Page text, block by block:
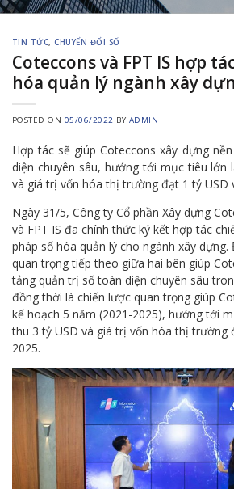
TIN TỨC,CHUYỂN ĐỔI SỐ
Coteccons và FPT IS hợp
hóa quản lý ngành xây
POSTED ON 05/06/2022 BY ADMIN
Hợp tác sẽ giúp Coteccons xây dựng
diện chuyên sâu, hướng tới mục tiêu lớn
và giá trị vốn hóa thị trường đạt 1 tỷ USD
Ngày 31/5, Công ty Cổ phần Xây dựng
và FPT IS đã chính thức ký kết hợp tác
pháp số hóa quản lý cho ngành xây
quan trọng tiếp theo giữa hai bên giúp
tảng quản trị số toàn diện chuyên sâu
đồng thời là chiến lược quan trọng giúp
kế hoạch 5 năm (2021-2025), hướng tới
thu 3 tỷ USD và giá trị vốn hóa thị trường
2025.